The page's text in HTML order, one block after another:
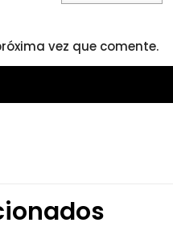
vez que comente.